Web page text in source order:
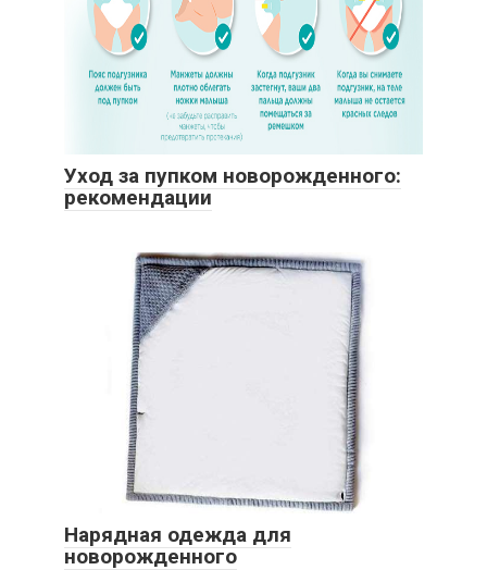
Уход за пупком новорожденного:
рекомендации
Нарядная одежда для
новорожденного